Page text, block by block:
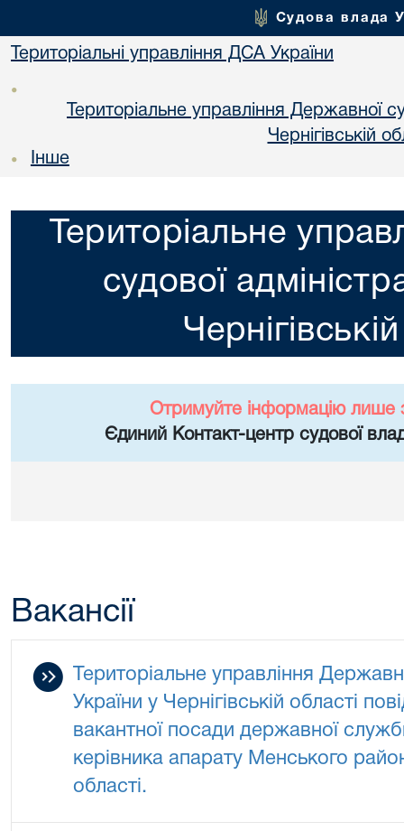
Судова влада
Територіальні управління ДСА України
•
Територіальне управління Державної
Чернiгiвській
• Інше
Територіальне
судової
Отримуйте інформацію лише
Єдиний Контакт-центр судової
Вакансії
Територіальне управління
України у Чернігівській області
вакантної посади державної
керівника апарату Менського
області.